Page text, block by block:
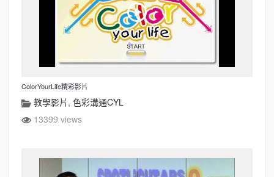
ColorYourLife精彩影片
教學影片 , 色彩溝通CYL
13399 views